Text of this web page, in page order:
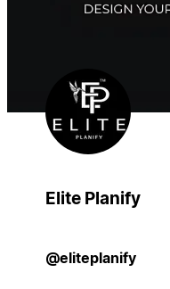
Elite Planify
@eliteplanify